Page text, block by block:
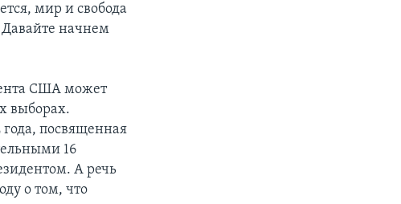
мир и свобода
начнем
США может
выборах.
года, посвященная
16
А речь
о том, что